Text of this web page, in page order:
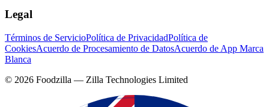
Legal
Términos de ServicioPolítica de PrivacidadPolítica de
CookiesAcuerdo de Procesamiento de DatosAcuerdo de App Marca
Blanca
© 2026 Foodzilla — Zilla Technologies Limited